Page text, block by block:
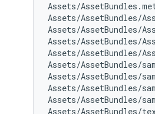
Assets/
Assets/AssetBundles/
Assets/AssetBundles/
Assets/AssetBundles/
Assets/AssetBundles/
Assets/AssetBundles/
Assets/AssetBundles/
Assets/AssetBundles/
Assets/AssetBundles/
Assets/AssetBundles/